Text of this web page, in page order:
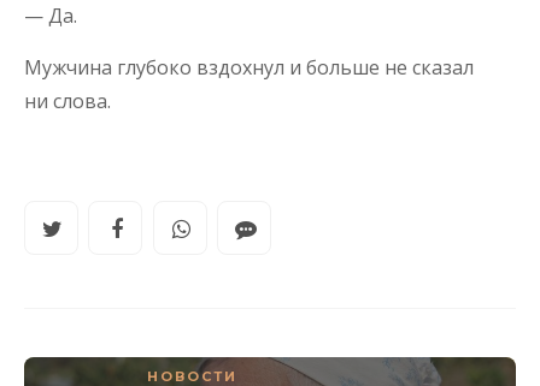
— Да.
Мужчина глубоко вздохнул и больше не сказал
ни слова.
НОВОСТИ